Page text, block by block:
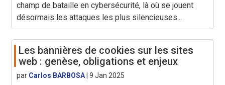
champ de bataille en cybersécurité, là où se jouent
désormais les attaques les plus silencieuses...
Les bannières de cookies sur les sites
web : genèse, obligations et enjeux
par Carlos BARBOSA |9 Jan 2025